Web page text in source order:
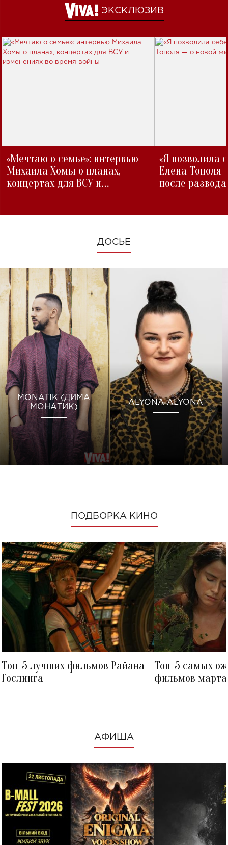
ЭКСКЛЮЗИВ
«Мечтаю о семье»: интервью
Михаила Хомы о планах,
концертах для ВСУ и
«Я позволила
Елена Тополя
после развода
ДОСЬЕ
MONATIK (ДИМА
МОНАТИК)
ALYONA ALYONA
ПОДБОРКА КИНО
Топ-5 лучших фильмов Райана
Гослинга
Топ-5 самых
фильмов
АФИША